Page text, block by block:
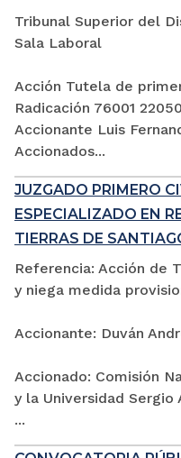
Tribunal Superior del
Sala Laboral
Acción Tutela de
Radicación 76001
Accionante Luis
Accionados...
JUZGADO PRIMERO
ESPECIALIZADO EN
TIERRAS DE
Referencia: Acción de
y niega medida
Accionante: Duván
Accionado: Comisión
y la Universidad Sergio
...